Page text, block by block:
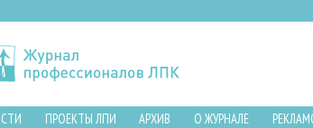
ПРОЕКТЫ ЛПИ АРХИВ О ЖУРНАЛЕ